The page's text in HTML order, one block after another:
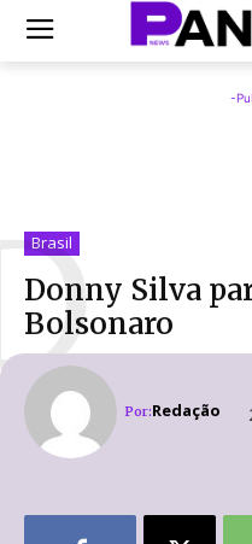
-
Brasil
Donny Silva
Bolsonaro
Por:Redação